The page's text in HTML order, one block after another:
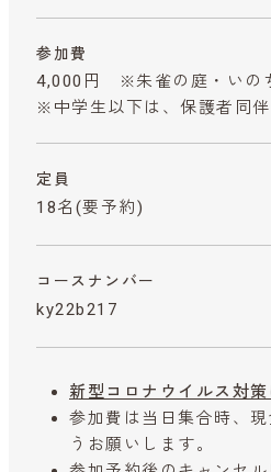
参加費
4,000円 ※朱雀の庭・いの
※中学生以下は、保護者同
定員
18名(要予約)
コースナンバー
ky22b217
新型コロナウイルス対
参加費は当日集合時、
うお願いします。